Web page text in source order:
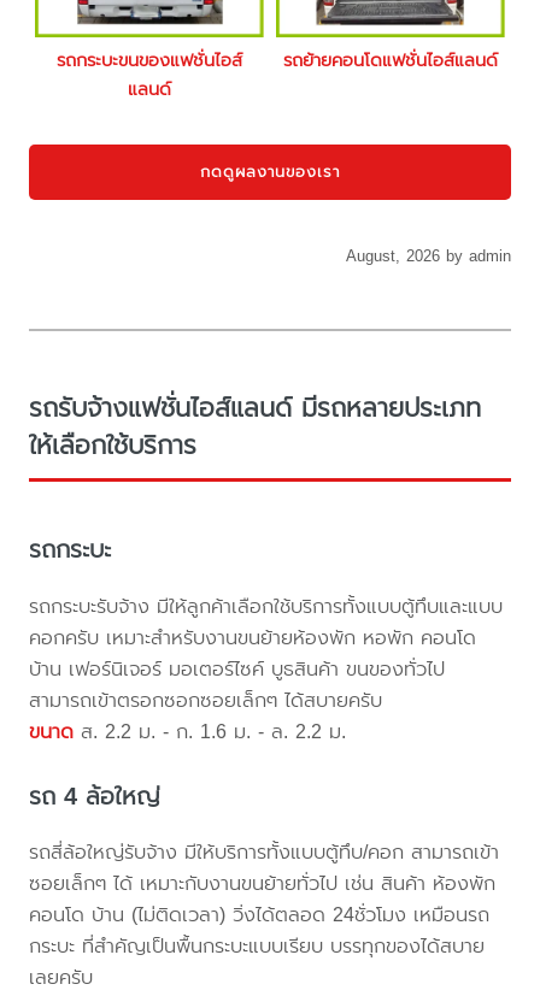
รถกระบะขนของแฟชั่นไอส์
แลนด์
รถย้ายคอนโดแฟชั่นไอส์แลนด์
กดดูผลงานของเรา
August, 2026 by admin
รถรับจ้างแฟชั่นไอส์แลนด์ มีรถหลายประเภท
ให้เลือกใช้บริการ
รถกระบะ
รถกระบะรับจ้าง มีให้ลูกค้าเลือกใช้บริการทั้งแบบตู้ทึบและแบบ
คอกครับ เหมาะสำหรับงานขนย้ายห้องพัก หอพัก คอนโด
บ้าน เฟอร์นิเจอร์ มอเตอร์ไซค์ บูธสินค้า ขนของทั่วไป
สามารถเข้าตรอกซอกซอยเล็กๆ ได้สบายครับ
ขนาด ส. 2.2 ม. - ก. 1.6 ม. - ล. 2.2 ม.
รถ 4 ล้อใหญ่
รถสี่ล้อใหญ่รับจ้าง มีให้บริการทั้งแบบตู้ทึบ/คอก สามารถเข้า
ซอยเล็กๆ ได้ เหมาะกับงานขนย้ายทั่วไป เช่น สินค้า ห้องพัก
คอนโด บ้าน (ไม่ติดเวลา) วิ่งได้ตลอด 24ชั่วโมง เหมือนรถ
กระบะ ที่สำคัญเป็นพื้นกระบะแบบเรียบ บรรทุกของได้สบาย
เลยครับ